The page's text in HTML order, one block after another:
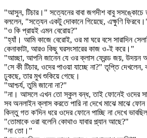
"আসুন, টিচার।" সত্যেনের বাবা জগদীশ বাবু সসঙ্কোচে
বললেন, "সত্যেন একটু দোকানে গিয়েছে, এক্ষুণি
"ও কি প্রায়ই এমন বেরোয়?"
"হ্যাঁ। আমি কাজে বেরোই, ওর মা ঘরে বসে সারাদিন
কেনাকাটা, আরও কিছু ঘরসংসারের কাজ ও-ই করে।"
"আচ্ছা, আপনি জানেন যে ওর ক্লাস ফ্রেন্ড জয়, উদয়ন
"সে কী টিচার, ওদের পাওয়া যাচ্ছে না?" তৃপ্তি
ঢুকছে, তার মুখ শুকিয়ে গেছে।
"আশ্চর্য, তুমি জানো না?"
"না। আসলে এখন তো স্কুল বন্ধ, তাই ফোনেই ওদের
সব অনলাইন ক্লাস করতে পারি না দেখে মাঝে মাঝে
কিন্তু গত ক'দিন ধরে ওদের ফোনে পাচ্ছি না দেখে
"তোমাকে ওরা বলেনি কোথাও যাবার প্ল্যান আছে?"
"না তো।"